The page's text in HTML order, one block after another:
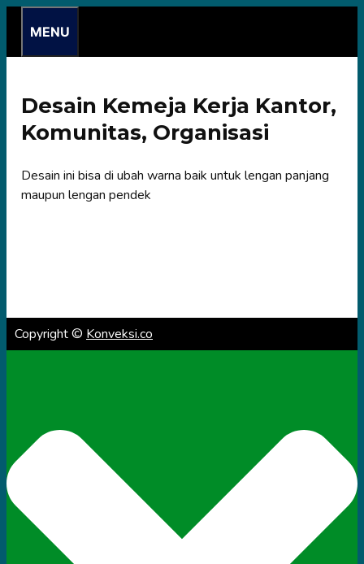
content
MENU
Desain Kemeja Kerja Kantor,
Komunitas, Organisasi
Desain ini bisa di ubah warna baik untuk lengan panjang
maupun lengan pendek
Copyright © Konveksi.co